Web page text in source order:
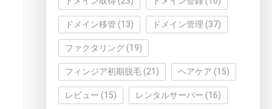
ドメイン移管 (13) ドメイン管理 (37)
ファクタリング(19)
フィンジア初期脱毛(21) ヘアケア (15)
レビュー (15) レンタルサーバー (16)